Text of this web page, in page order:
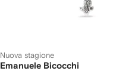
Nuova stagione
Emanuele Bicocchi